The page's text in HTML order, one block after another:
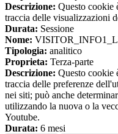
Descrizione: Questo cookie
traccia delle visualizzazioni
Durata: Sessione
Nome:
Tipologia: analitico
Proprieta: Terza-parte
Descrizione: Questo cookie
traccia delle preferenze
nei siti; può anche
utilizzando la nuova o la
Youtube.
Durata: 6 mesi